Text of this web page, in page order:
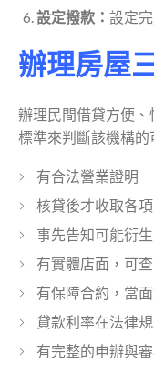
設定撥款： 設定
辦理房屋
辦理民間借貸方便
標準來判斷該機構的
有合法營業證明
核貸後才收取各
事先告知可能衍
有實體店面，可
有保障合約，當
貸款利率在法律
有完整的申辦與